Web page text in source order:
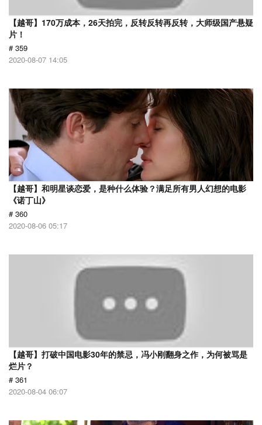
【越哥】170万成本，26天拍完，反转反转再反转，大师级国产悬疑
片！
# 359
2020-08-07 14:05
【越哥】和明星谈恋爱，是种什么体验？满足所有男人幻想的电影
《诺丁山》
# 360
2020-08-06 05:17
【越哥】打破中国电影30年的禁忌，冯小刚翻身之作，为何被骂是
烂片？
# 361
2020-08-04 06:07